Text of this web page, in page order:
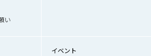
い
イベント